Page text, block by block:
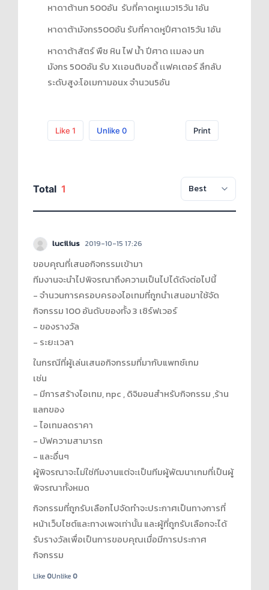
หาดาต้านก 500อัน รับที่คาดหูเเมว15วัน 1อัน
หาดาต้ามังกร500อัน รับที่คาดหูปีศาด15วัน 1อัน
หาดาต้าสัตร์ พืช หิน ไฟ น้ำ ปีศาด เเมลง นก
มังกร 500อัน รับ Xเเอนติบอดี้ เเฟคเตอร์ ลึกลับ
ระดับสูง:โอเมกามอนx จำนวน5อัน
Like 1 Unlike 0 Print
Total 1
lucilius 2019-10-15 17:26
ขอบคุณที่เสนอกิจกรรมเข้ามา
ทีมงานจะนำไปพิจรณาถึงความเป็นไปได้ดังต่อไปนี้
- จำนวนการครอบครองไอเทมที่ถูกนำเสนอมาใช้จัด
กิจกรรม 100 อันดับของทั้ง 3 เซิร์ฟเวอร์
- ของรางวัล
- ระยะเวลา
ในกรณีที่ผู้เล่นเสนอกิจกรรมที่มากับแพทช์เกม
เช่น
- มีการสร้างไอเทม, npc , ดิจิมอนสำหรับกิจกรรม ,ร้าน
แลกของ
- ไอเทมลดราคา
- บัฟความสามารถ
- และอื่นๆ
ผู้พิจรณาจะไม่ใช่ทีมงานแต่จะเป็นทีมผู้พัฒนาเกมที่เป็นผู้
พิจรณาทั้งหมด
กิจกรรมที่ถูกรับเลือกไปจัดทำจะประกาศเป็นทางการที่
หน้าเว็บไซต์และทางเพจเท่านั้น และผู้ที่ถูกรับเลือกจะได้
รับรางวัลเพื่อเป็นการขอบคุณเมื่อมีการประกาศ
กิจกรรม
Like0Unlike0